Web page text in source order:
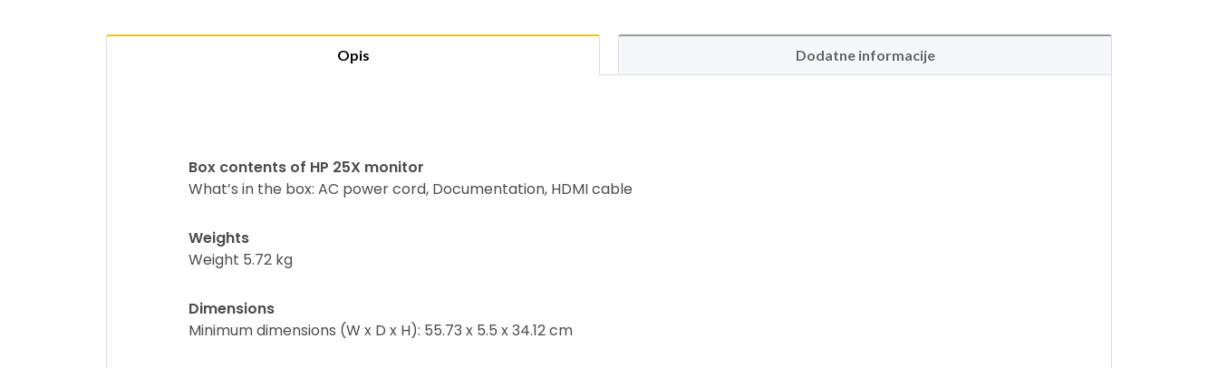
Opis Dodatne informacije
Box contents of HP 25X monitor
What’s in the box: AC power cord, Documentation, HDMI cable
Weights
Weight 5.72 kg
Dimensions
Minimum dimensions (W x D x H): 55.73 x 5.5 x 34.12 cm